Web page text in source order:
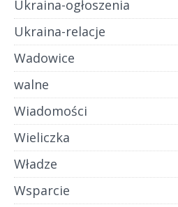
Ukraina-ogłoszenia
Ukraina-relacje
Wadowice
walne
Wiadomości
Wieliczka
Władze
Wsparcie